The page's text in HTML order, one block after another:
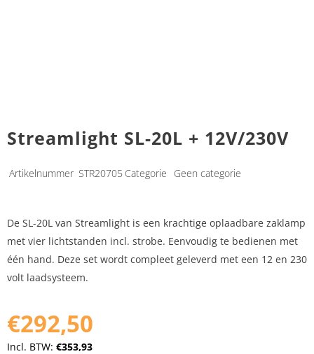
Streamlight SL-20L + 12V/230V
Artikelnummer STR20705 Categorie Geen categorie
De SL-20L van Streamlight is een krachtige oplaadbare zaklamp
met vier lichtstanden incl. strobe. Eenvoudig te bedienen met
één hand. Deze set wordt compleet geleverd met een 12 en 230
volt laadsysteem.
€292,50
Incl. BTW: €353,93